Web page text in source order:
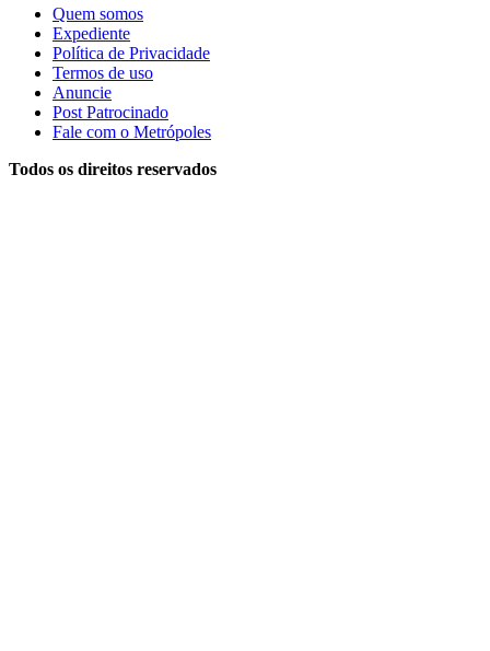
Quem somos
Expediente
Política de Privacidade
Termos de uso
Anuncie
Post Patrocinado
Fale com o Metrópoles
Todos os direitos reservados